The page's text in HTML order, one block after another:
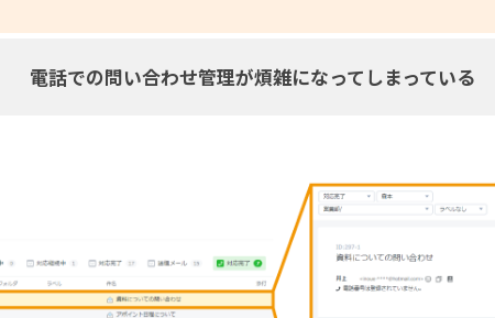
電話での問い合わせ管理が煩雑になってしまっている